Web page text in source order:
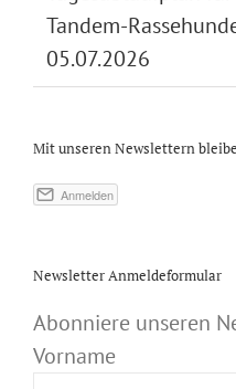
Tandem-
05.07.2026
Mit unseren Newslettern
Newsletter Anmeldeformular
Abonniere unseren
Vorname